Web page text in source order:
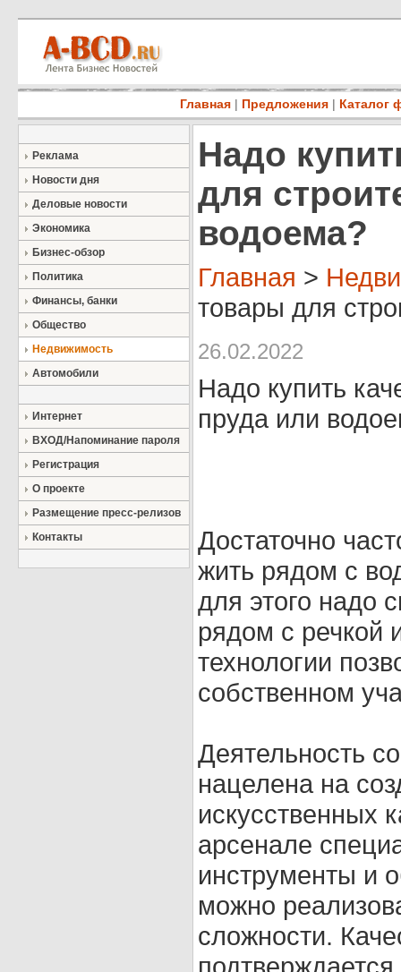
Главная | Предложения | Каталог
Реклама
Новости дня
Деловые новости
Экономика
Бизнес-обзор
Политика
Финансы, банки
Общество
Недвижимость
Автомобили
Интернет
ВХОД/Напоминание пароля
Регистрация
О проекте
Размещение пресс-релизов
Контакты
Надо
для
водоема?
Главная >
товары для
26.02.2022
Надо купить
пруда или
Достаточно
жить рядом с
для этого надо
рядом с речкой
технологии
собственном
Деятельность
нацелена на
искусственных
арсенале
инструменты и
можно
сложности.